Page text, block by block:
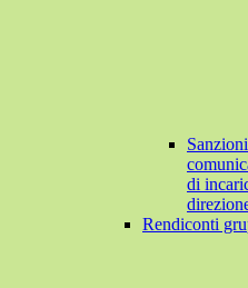
di
Rendiconti